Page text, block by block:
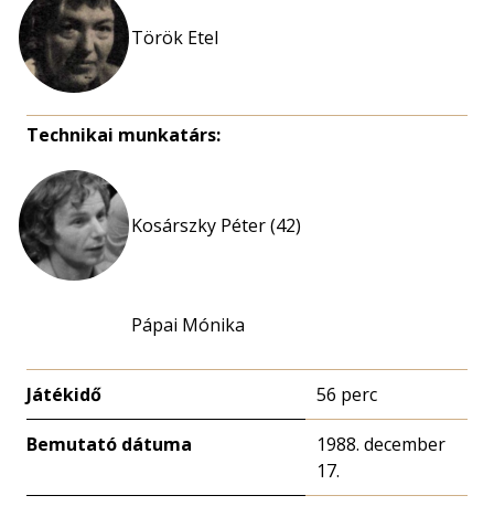
Török Etel
Technikai munkatárs:
Kosárszky Péter (42)
Pápai Mónika
Játékidő 56 perc
Bemutató dátuma
1988. december
17.